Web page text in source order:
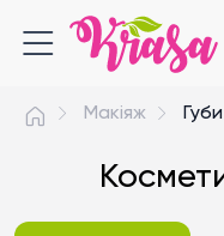
Макіяж Губи